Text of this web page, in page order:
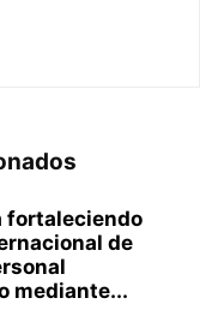
fortaleciendo
de
mediante...